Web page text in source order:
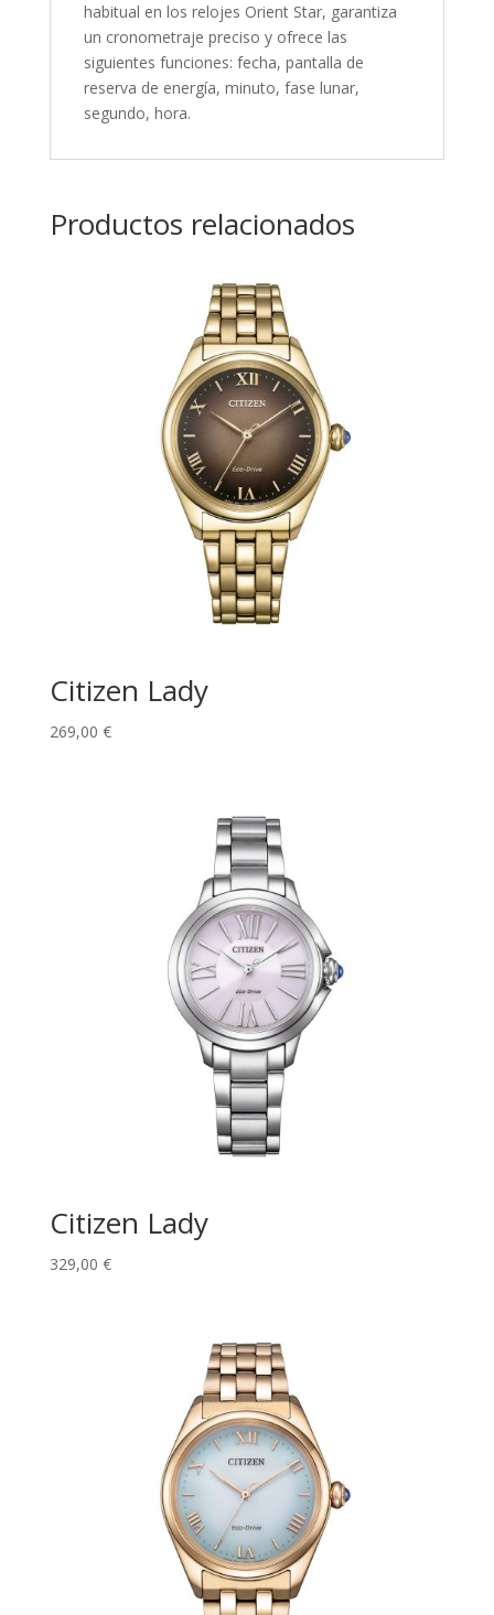
habitual en los relojes Orient Star, garantiza
un cronometraje preciso y ofrece las
siguientes funciones: fecha, pantalla de
reserva de energía, minuto, fase lunar,
segundo, hora.
Productos relacionados
Citizen Lady
269,00 €
Citizen Lady
329,00 €